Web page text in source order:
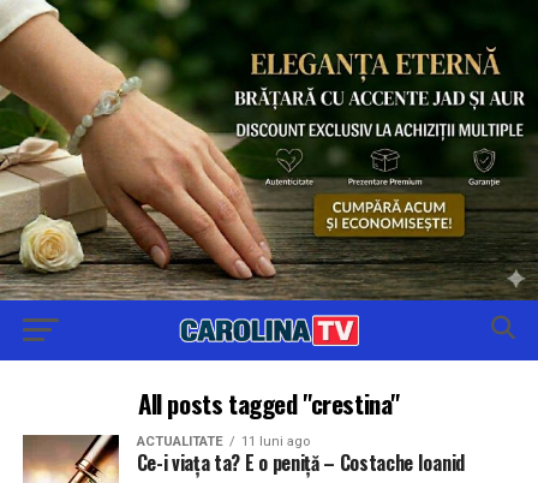
All posts tagged "crestina"
ACTUALITATE 11 luni ago
Ce-i viața ta? E o peniță – Costache Ioanid